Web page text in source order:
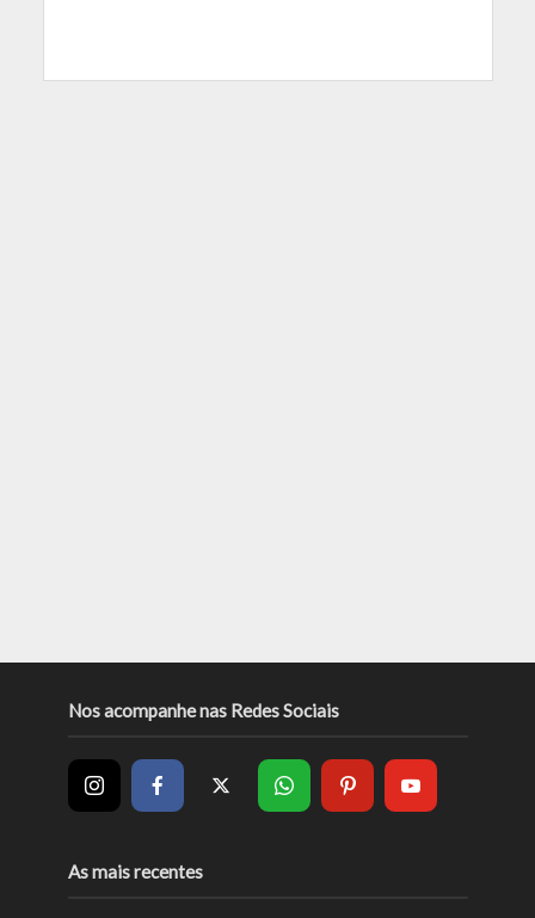
Nos acompanhe nas Redes Sociais
As mais recentes